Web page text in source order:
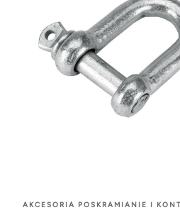
AKCESORIA POSKRAMIANIE I